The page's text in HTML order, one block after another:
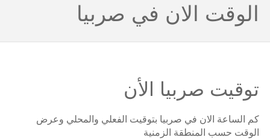
الوقت الان في صربيا
توقيت صربيا الأن
كم الساعة الان في صربيا بتوقيت الفعلي والمحلي وعرض
الوقت حسب المنطقة الزمنية